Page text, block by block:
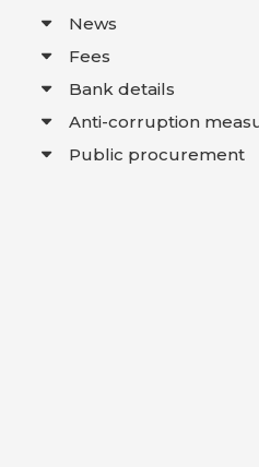
News
Fees
Bank details
Anti-corruption
Public procurement